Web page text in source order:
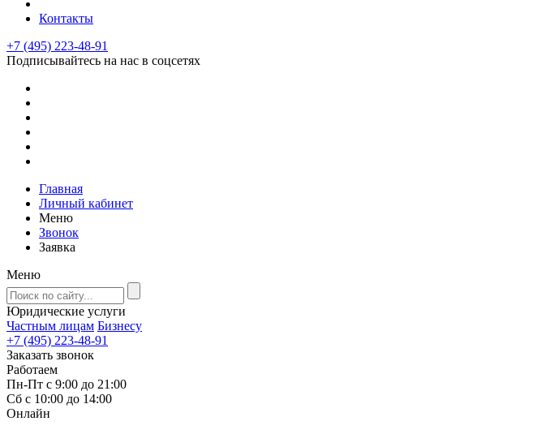
Контакты
+7 (495) 223-48-91
Подписывайтесь на нас в соцсетях
Главная
Личный кабинет
Меню
Звонок
Заявка
Меню
Юридические услуги
Частным лицам Бизнесу
+7 (495) 223-48-91
Заказать звонок
Работаем
Пн-Пт с 9:00 до 21:00
Сб с 10:00 до 14:00
Онлайн